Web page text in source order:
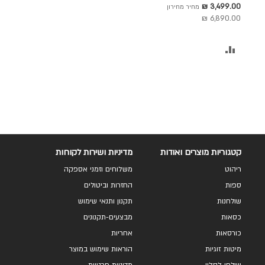
מגשי עץ דגם סטודיו
מחיר
מבצע
3,499.00 ₪ מחיר מחירון
6,890.00 ₪
קטגוריות מוצרים ואודות
ריהוט
ספות
שולחנות
כסאות
כורסאות
מיטות זוגיות
מדיניות ושירות לקוחות
משלוחים וזמני אספקה
החזרות וביטולים
תקנון ותנאי שימוש
מבצעים-תקנונים
אחריות
הוראות שימוש במוצר